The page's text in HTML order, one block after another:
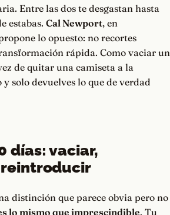
Entre las dos te desgastan hasta
estabas. Cal Newport, en
lo opuesto: no recortes
rápida. Como vaciar un
de quitar una camiseta a la
y solo devuelves lo que de verdad
días: vaciar,
distinción que parece obvia pero no
lo mismo que imprescindible. Tu